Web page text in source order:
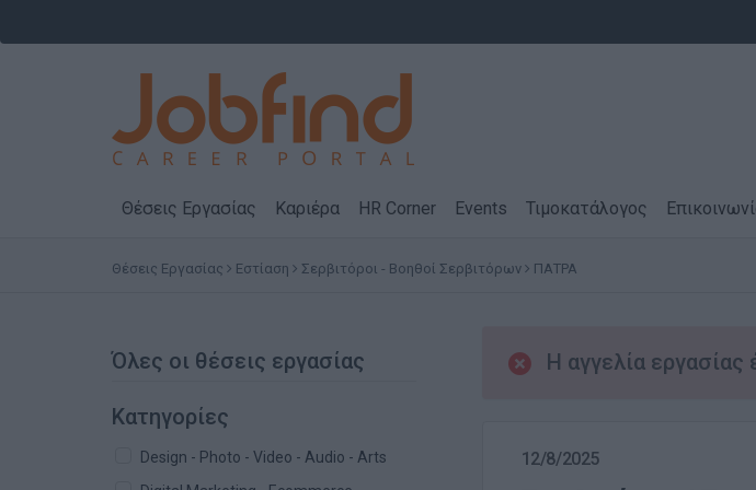
Θέσεις Εργασίας Καριέρα HR Corner Events Τιμοκατάλογος
Θέσεις Εργασίας Εστίαση Σερβιτόροι - Βοηθοί Σερβιτόρων ΠΑΤΡΑ
Όλες οι θέσεις εργασίας
Κατηγορίες
Design - Photo - Video - Audio - Arts
Η αγγελία εργασίας
12/8/2025